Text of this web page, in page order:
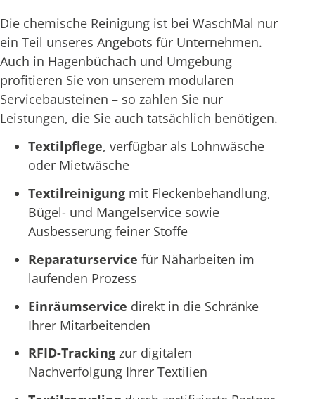
Die chemische Reinigung ist bei WaschMal nur
ein Teil unseres Angebots für Unternehmen.
Auch in Hagenbüchach und Umgebung
profitieren Sie von unserem modularen
Servicebausteinen – so zahlen Sie nur
Leistungen, die Sie auch tatsächlich benötigen.
Textilpflege, verfügbar als Lohnwäsche
oder Mietwäsche
Textilreinigung mit Fleckenbehandlung,
Bügel- und Mangelservice sowie
Ausbesserung feiner Stoffe
Reparaturservice für Näharbeiten im
laufenden Prozess
Einräumservice direkt in die Schränke
Ihrer Mitarbeitenden
RFID-Tracking zur digitalen
Nachverfolgung Ihrer Textilien